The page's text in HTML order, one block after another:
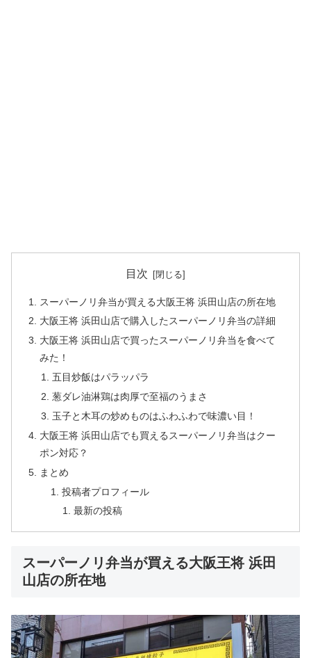
目次
スーパーノリ弁当が買える大阪王将 浜田山店の所在地
大阪王将 浜田山店で購入したスーパーノリ弁当の詳細
大阪王将 浜田山店で買ったスーパーノリ弁当を食べて
みた！
五目炒飯はパラッパラ
葱ダレ油淋鶏は肉厚で至福のうまさ
玉子と木耳の炒めものはふわふわで味濃い目！
大阪王将 浜田山店でも買えるスーパーノリ弁当はクー
ポン対応？
まとめ
投稿者プロフィール
最新の投稿
スーパーノリ弁当が買える大阪王将 浜田
山店の所在地